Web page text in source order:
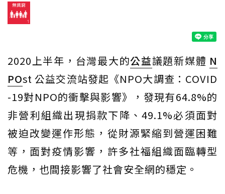
2020上半年，台灣最大的公益議題新媒體 N
POst 公益交流站發起《NPO大調查：COVID
-19對NPO的衝擊與影響》，發現有64.8%的
非營利組織出現捐款下降、49.1%必須面對
被迫改變運作形態，從財源緊縮到營運困難
等，面對疫情影響，許多社福組織面臨轉型
危機，也間接影響了社會安全網的穩定。